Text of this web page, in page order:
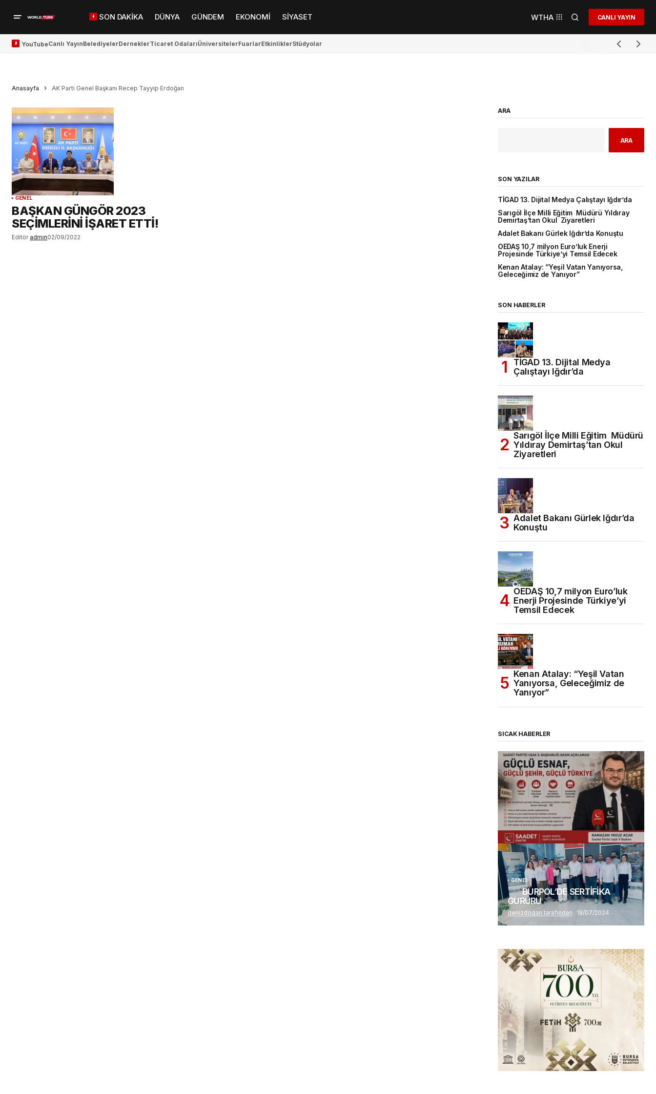
SON DAKİKA DÜNYA GÜNDEM EKONOMİ SİYASET WTHA CANLI YAYIN
YouTubeCanlı YayınBelediyelerDerneklerTicaret OdalarıÜniversitelerFuarlarEtkinliklerStüdyolar
Anasayfa AK Parti Genel Başkanı Recep Tayyip Erdoğan
GENEL
BAŞKAN GÜNGÖR 2023
SEÇİMLERİNİ İŞARET ETTİ!
Editör admin02/09/2022
ARA
ARA
SON YAZILAR
TİGAD 13. Dijital Medya Çalıştayı Iğdır’da
Sarıgöl İlçe Milli Eğitim Müdürü Yıldıray
Demirtaş’tan Okul Ziyaretleri
Adalet Bakanı Gürlek Iğdır’da Konuştu
OEDAŞ 10,7 milyon Euro’luk Enerji
Projesinde Türkiye’yi Temsil Edecek
Kenan Atalay: “Yeşil Vatan Yanıyorsa,
Geleceğimiz de Yanıyor”
SON HABERLER
TİGAD 13. Dijital Medya
Çalıştayı Iğdır’da
Sarıgöl İlçe Milli Eğitim Müdürü
Yıldıray Demirtaş’tan Okul
Ziyaretleri
Adalet Bakanı Gürlek Iğdır’da
Konuştu
OEDAŞ 10,7 milyon Euro’luk
Enerji Projesinde Türkiye’yi
Temsil Edecek
Kenan Atalay: “Yeşil Vatan
Yanıyorsa, Geleceğimiz de
Yanıyor”
SICAK HABERLER
(başlıksız)
Alaattin Karahan tarafından 14/07/2026
GENEL
BURPOL’DE SERTİFİKA
GURURU
denizdogan tarafından 19/07/2024